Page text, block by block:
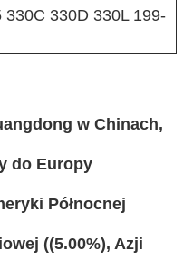
330D 330L 199-
w Chinach,
do Europy
Północnej
((5.00%), Azji